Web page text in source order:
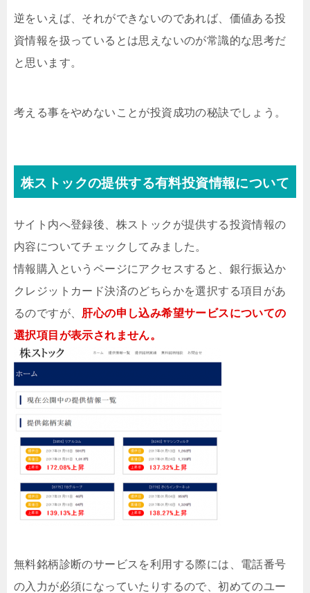
逆をいえば、それができないのであれば、価値ある投
資情報を扱っているとは思えないのが常識的な思考だ
と思います。
考える事をやめないことが投資成功の秘訣でしょう。
株ストックの提供する有料投資情報について
サイト内へ登録後、株ストックが提供する投資情報の
内容についてチェックしてみました。
情報購入というページにアクセスすると、銀行振込か
クレジットカード決済のどちらかを選択する項目があ
るのですが、 肝心の申し込み希望サービスについての
選択項目が表示されません。
無料銘柄診断のサービスを利用する際には、電話番号
の入力が必須になっていたりするので、初めてのユー